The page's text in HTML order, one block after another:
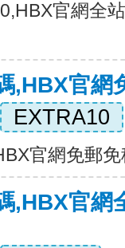
官網全
,HBX官網
EXTRA10
官網免郵
,HBX官網